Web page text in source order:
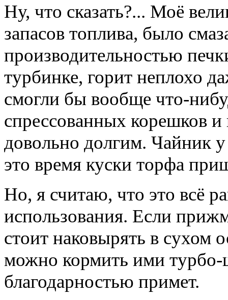
Ну, что сказать?... Моё
запасов топлива, было
производительностью
турбинке, горит неплохо
смогли бы вообще что-
спрессованных корешков
довольно долгим. Чайник
это время куски торфа
Но, я считаю, что это всё
использования. Если
стоит наковырять в сухом
можно кормить ими
благодарностью примет.